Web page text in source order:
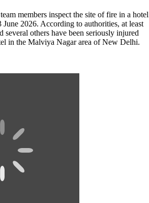
members inspect the site of fire in a hotel
2026. According to authorities, at least
several others have been seriously injured
in the Malviya Nagar area of New Delhi.